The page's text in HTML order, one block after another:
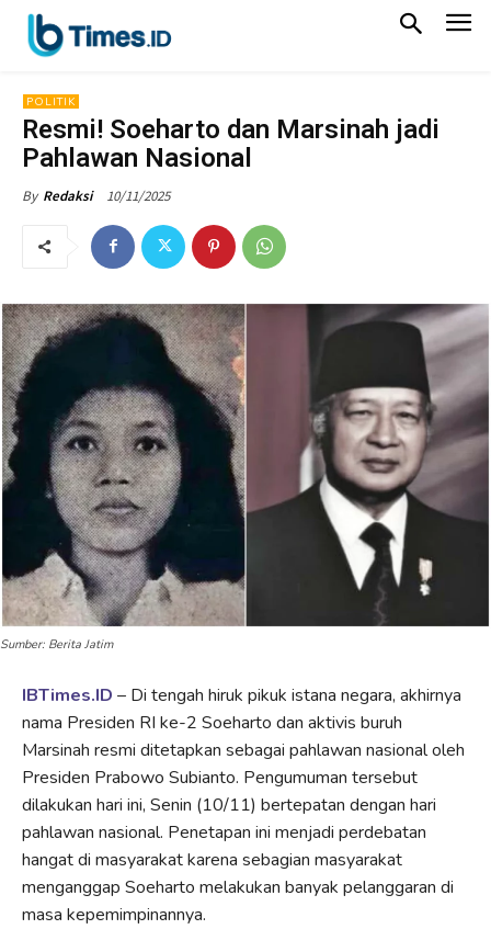
POLITIK
Resmi! Soeharto dan Marsinah jadi
Pahlawan Nasional
By Redaksi 10/11/2025
Sumber: Berita Jatim
IBTimes.ID – Di tengah hiruk pikuk istana negara, akhirnya
nama Presiden RI ke-2 Soeharto dan aktivis buruh
Marsinah resmi ditetapkan sebagai pahlawan nasional oleh
Presiden Prabowo Subianto. Pengumuman tersebut
dilakukan hari ini, Senin (10/11) bertepatan dengan hari
pahlawan nasional. Penetapan ini menjadi perdebatan
hangat di masyarakat karena sebagian masyarakat
menganggap Soeharto melakukan banyak pelanggaran di
masa kepemimpinannya.